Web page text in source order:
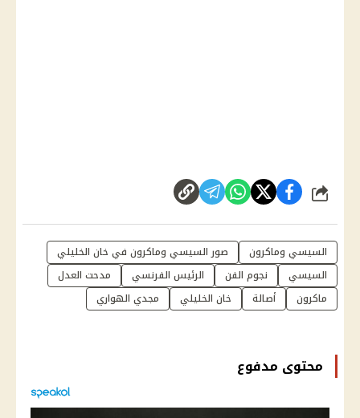
شارك
السيسي وماكرون
صور السيسي وماكرون في خان الخليلي
السيسي
نجوم الفن الرئيس الفرنسي
مدحت العدل
ماكرون
أصالة خان الخليلي مجدي الهواري
محتوى مدفوع